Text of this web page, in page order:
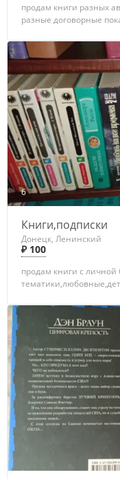
продам книги разных
разные договорные
6
Книги,подписки
Донецк, Ленинский
₽ 100
продам книги с личной